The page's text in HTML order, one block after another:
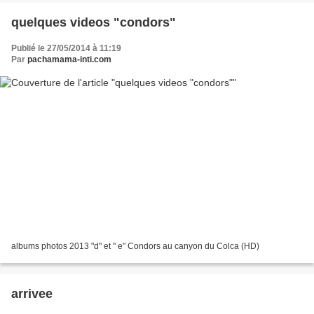
quelques videos "condors"
Publié le 27/05/2014 à 11:19
Par pachamama-inti.com
albums photos 2013 "d" et " e" Condors au canyon du Colca (HD)
arrivee